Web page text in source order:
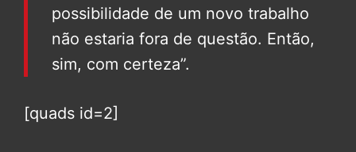
possibilidade de um novo trabalho
não estaria fora de questão. Então,
sim, com certeza”.
[quads id=2]